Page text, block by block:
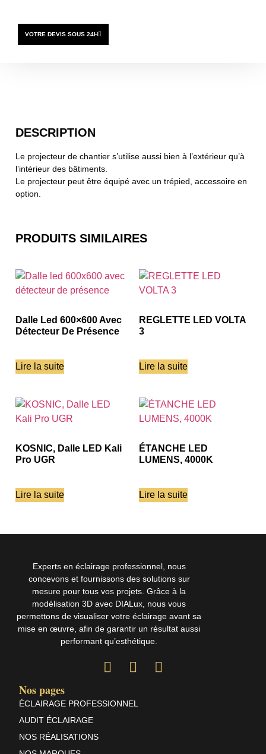
VOTRE DEVIS SOUS 24H
DESCRIPTION
Le projecteur de chantier s’utilise aussi bien à l’extérieur qu’à
l’intérieur des bâtiments.
Le projecteur peut être équipé avec un trépied, accessoire en
option.
PRODUITS SIMILAIRES
Dalle Led 600×600 Avec
Détecteur De Présence
Lire la suite
REGLETTE LED VOLTA
3
Lire la suite
KOSNIC, Dalle LED Kali
Pro UGR
Lire la suite
ÉTANCHE LED
LUMENS, 4000K
Lire la suite
Experts en éclairage professionnel, nous
concevons et fournissons des solutions sur
mesure pour tous vos projets. Grâce à la
modélisation 3D avec DIALux, nous vous
permettons de visualiser votre éclairage avant sa
mise en œuvre, afin de garantir un résultat aussi
performant qu’esthétique.
Nos pages
ÉCLAIRAGE PROFESSIONNEL
AUDIT ÉCLAIRAGE
NOS RÉALISATIONS